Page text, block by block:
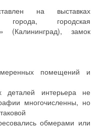
на выставках
городская
(Калининград), замок
помещений и
деталей интерьера не
многочисленны, но
обмерами или